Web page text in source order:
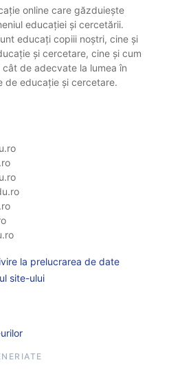
online care găzduiește
educației și cercetării.
educați copiii noștri, cine și
și cercetare, cine și cum
de adecvate la lumea în
de educație și cercetare.
la prelucrarea de date
site-ului